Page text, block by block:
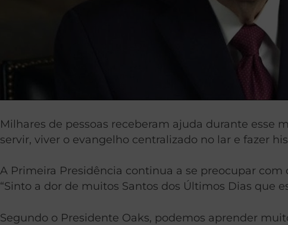
Milhares de pessoas receberam ajuda durante esse
servir, viver o evangelho centralizado no lar e fazer
A Primeira Presidência continua a se preocupar
“Sinto a dor de muitos Santos dos Últimos Dias que
Segundo o Presidente Oaks, podemos aprender